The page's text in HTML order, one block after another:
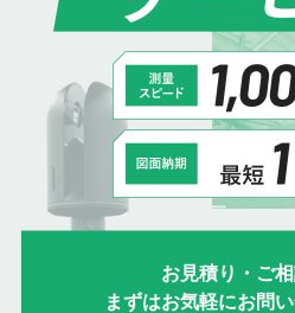
お見積り・ご相
まずはお気軽にお問